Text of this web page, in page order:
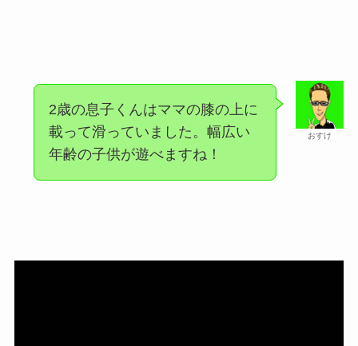
おすけ
2歳の息子くんはママの膝の上に
載って滑っていました。幅広い
年齢の子供が遊べますね！